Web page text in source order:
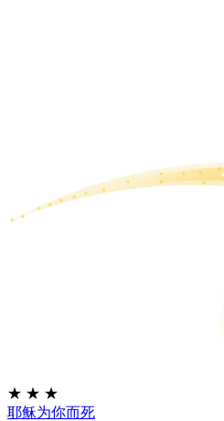
★ ★ ★
耶稣为你而死